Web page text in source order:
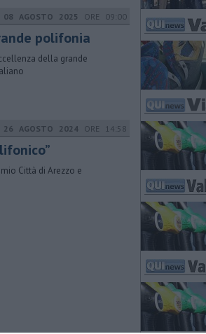
08 AGOSTO 2025 ORE 09:00
polifonia
della grande
26 AGOSTO 2024 ORE 14:58
Città di Arezzo e